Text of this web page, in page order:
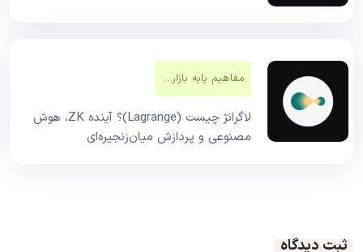
مفاهیم پایه بازار‌های مالی
لاگرانژ چیست (Lagrange)؟ آینده ZK، هوش
مصنوعی و پردازش میان‌زنجیره‌ای
ثبت دیدگاه